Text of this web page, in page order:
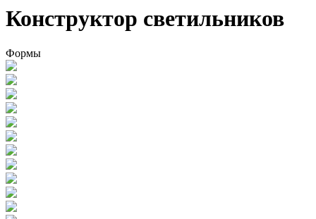
Конструктор светильников
Формы